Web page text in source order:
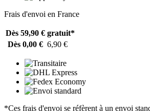
Frais d'envoi en France
Dès 59,90 € gratuit*
Dès 0,00 € 6,90 €
*Ces frais d'envoi se réfèrent à un envoi